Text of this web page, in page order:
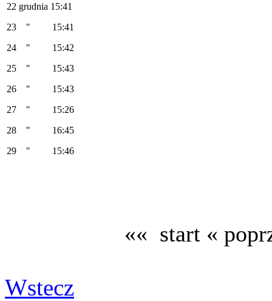
22 grudnia 15:41
23 " 15:41
24 " 15:42
25 " 15:43
26 " 15:43
27 " 15:26
28 " 16:45
29 " 15:46
«« start «
Wstecz